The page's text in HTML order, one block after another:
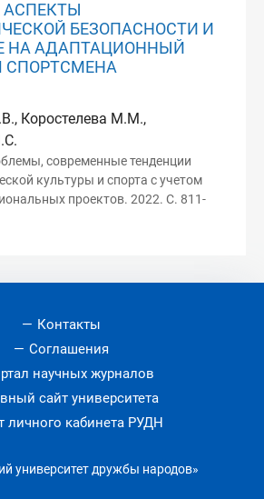
БЕЗОПАСНОСТИ И
НА АДАПТАЦИОННЫЙ
СПОРТСМЕНА
Коростелева М.М.,
современные тенденции
культуры и спорта с учетом
проектов. 2022. С. 811-
Контакты
Соглашения
научных журналов
сайт университета
личного кабинета РУДН
университет дружбы народов»